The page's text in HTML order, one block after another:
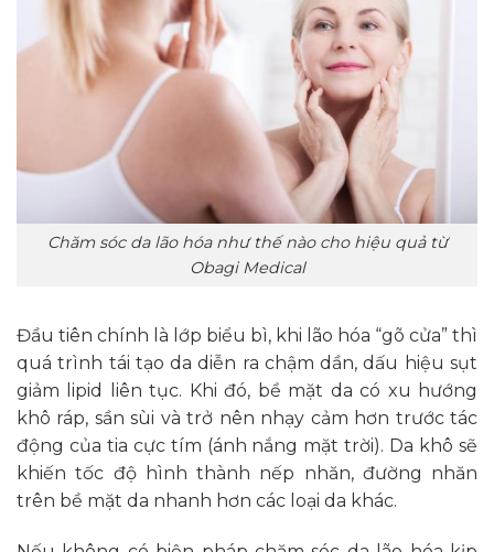
Chăm sóc da lão hóa như thế nào cho hiệu quả từ
Obagi Medical
Đầu tiên chính là lớp biểu bì, khi lão hóa “gõ cửa” thì
quá trình tái tạo da diễn ra chậm dần, dấu hiệu sụt
giảm lipid liên tục. Khi đó, bề mặt da có xu hướng
khô ráp, sần sùi và trở nên nhạy cảm hơn trước tác
động của tia cực tím (ánh nắng mặt trời). Da khô sẽ
khiến tốc độ hình thành nếp nhăn, đường nhăn
trên bề mặt da nhanh hơn các loại da khác.